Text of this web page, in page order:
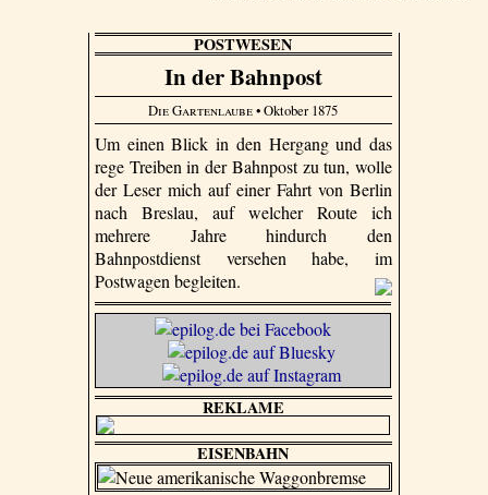
POSTWESEN
In der Bahnpost
Die Gartenlaube• Oktober 1875
Um einen Blick in den Hergang und das
rege Treiben in der Bahnpost zu tun, wolle
der Leser mich auf einer Fahrt von Berlin
nach Breslau, auf welcher Route ich
mehrere Jahre hindurch den
Bahnpostdienst versehen habe, im
Postwagen begleiten.
REKLAME
EISENBAHN